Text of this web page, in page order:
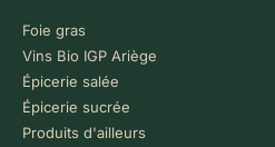
Foie gras
Vins Bio IGP Ariège
Épicerie salée
Épicerie sucrée
Produits d'ailleurs